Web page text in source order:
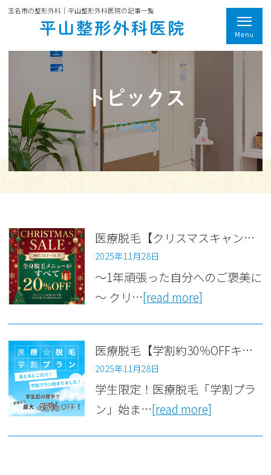
玉名市の整形外科｜平山整形外科医院の記事一覧
トピックス
TOPICS
医療脱毛【クリスマスキャンペーン】のお知らせ
2025年11月28日
～1年頑張った自分へのご褒美に
～ クリ…[read more]
医療脱毛【学割約30％OFFキャンペーン】のお知らせ
2025年11月28日
学生限定！医療脱毛「学割プラ
ン」始ま…[read more]